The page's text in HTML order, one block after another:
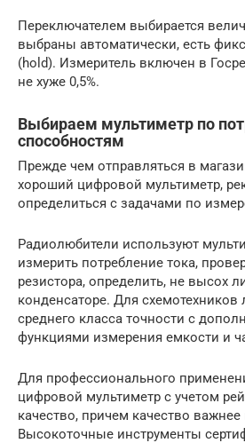
Переключателем выбирается
выбраны автоматически, есть
(hold). Измеритель включен в
не хуже 0,5%.
Выбираем мультиметр по
способностям
Прежде чем отправляться в
хороший цифровой мультиметр,
определиться с задачами по
Радиолюбители используют
измерить потребление тока,
резистора, определить, не высох
конденсаторе. Для схемотехников
среднего класса точности с
функциями измерения емкости и
Для профессионального
цифровой мультиметр с учетом
качество, причем качество важнее
Высокоточные инструменты